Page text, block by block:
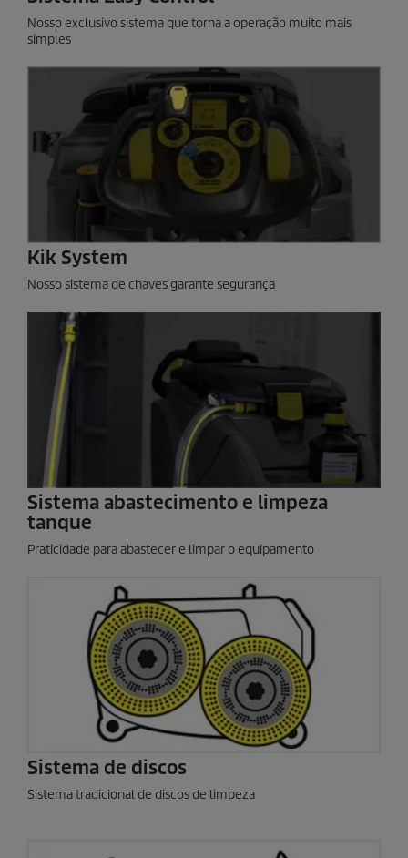
Nosso exclusivo sistema que torna a operação muito mais
simples
Kik System
Nosso sistema de chaves garante segurança
Sistema abastecimento e limpeza
tanque
Praticidade para abastecer e limpar o equipamento
Sistema de discos
Sistema tradicional de discos de limpeza